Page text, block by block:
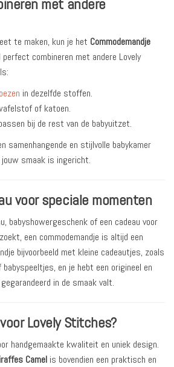
met andere
te maken, kun je het Commodemandje
combineren met andere Lovely
in dezelfde stoffen.
of katoen.
bij de rest van de babyuitzet.
samenhangende en stijlvolle babykamer
smaak is ingericht.
voor speciale momenten
babyshowergeschenk of een cadeau voor
een commodemandje is altijd een
bijvoorbeeld met kleine cadeautjes, zoals
en je hebt een origineel en
in de smaak valt.
Lovely Stitches?
handgemaakte kwaliteit en uniek design.
Camel is bovendien een praktisch en